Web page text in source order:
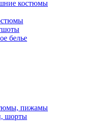
костюмы
белье
пижамы
шорты